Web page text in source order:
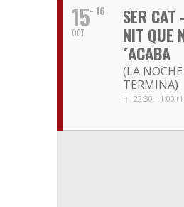
15
OCT
16
SER
NIT QUE
´ACABA
(LA
TERMINA)
22:30 - 1:00